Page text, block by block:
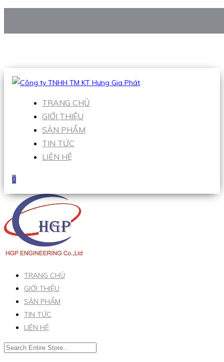
Hotline:0938 906 663
TRANG CHỦ
GIỚI THIỆU
SẢN PHẨM
TIN TỨC
LIÊN HỆ
0
TRANG CHỦ
GIỚI THIỆU
SẢN PHẨM
TIN TỨC
LIÊN HỆ